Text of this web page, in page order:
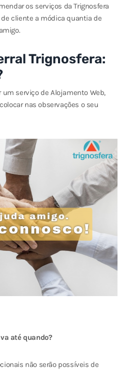
os serviços da Trignosfera
cliente a módica quantia de
Trignosfera:
serviço de Alojamento Web,
nas observações o seu
até quando?
não serão possíveis de